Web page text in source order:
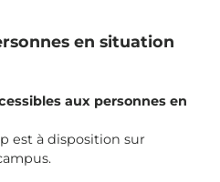
en situation
aux personnes en
est à disposition sur